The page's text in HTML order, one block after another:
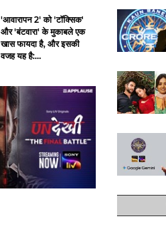
'आवारापन 2' को 'टॉक्सिक'
और 'बंटवारा' के मुकाबले एक
खास फायदा है, और इसकी
वजह यह है:...